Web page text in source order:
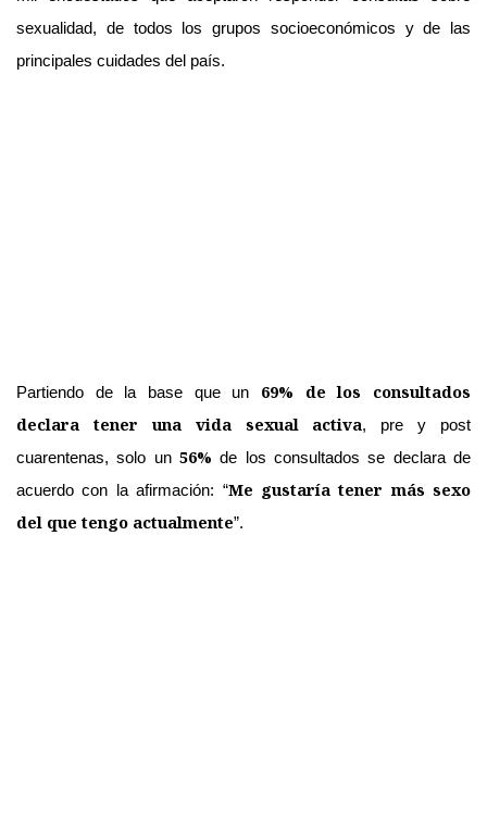
sexualidad, de todos los grupos socioeconómicos y de las
principales cuidades del país.
Partiendo de la base que un 69% de los consultados
declara tener una vida sexual activa, pre y post
cuarentenas, solo un 56% de los consultados se declara de
acuerdo con la afirmación: “Me gustaría tener más sexo
del que tengo actualmente”.